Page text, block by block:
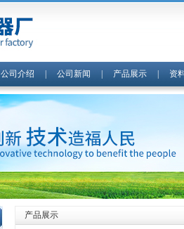
公司介绍 公司新闻 产品展示 资
产品展示